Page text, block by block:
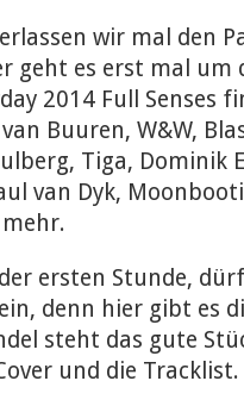
wir mal den
geht es erst mal um
2014 Full Senses
Buuren, W&W,
Tiga, Dominik
van Dyk,
ersten Stunde,
denn hier gibt es
steht das gute
und die Tracklist.